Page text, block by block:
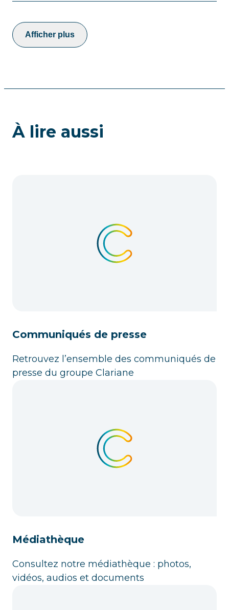
Afficher plus
À lire aussi
Communiqués de presse
Retrouvez l’ensemble des communiqués de
presse du groupe Clariane
Médiathèque
Consultez notre médiathèque : photos,
vidéos, audios et documents